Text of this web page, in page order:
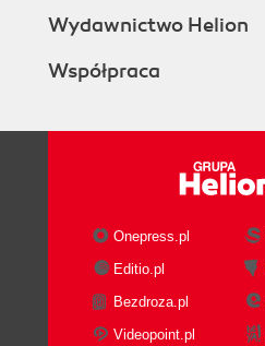
Wydawnictwo Helion
Współpraca
Onepress.pl
Editio.pl
Bezdroza.pl
Videopoint.pl